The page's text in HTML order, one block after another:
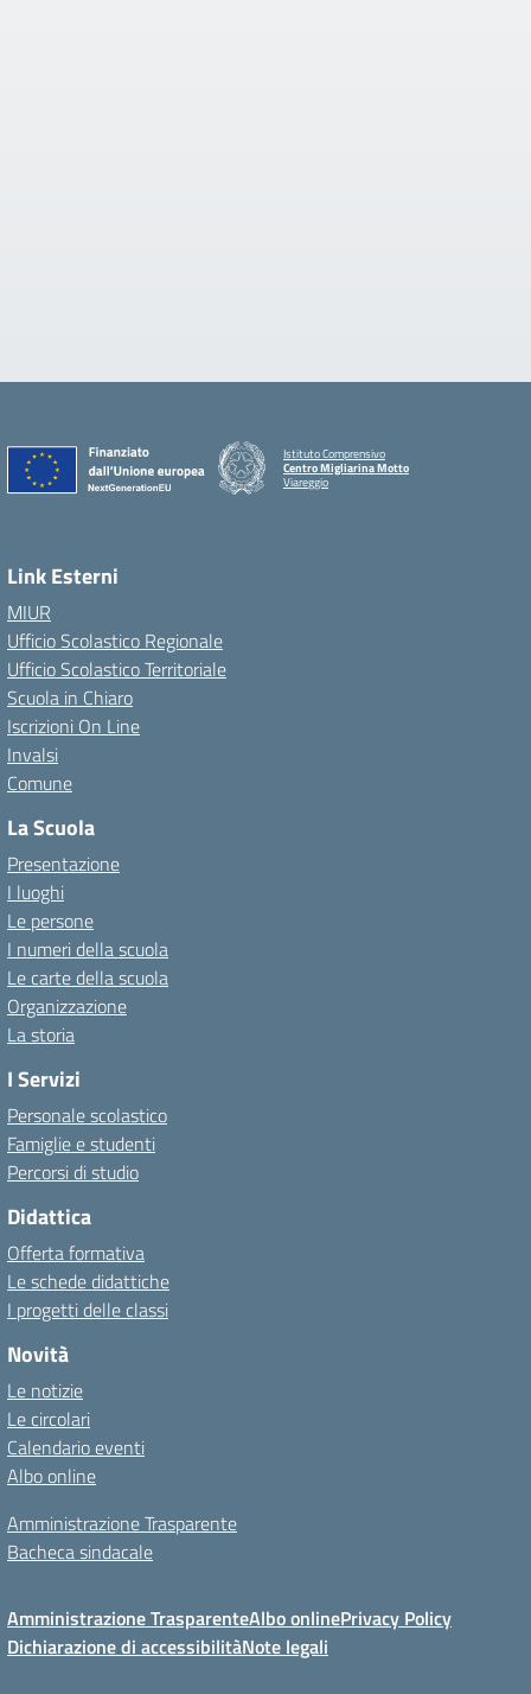
Istituto Comprensivo
Centro Migliarina Motto
Viareggio
Link Esterni
MIUR
Ufficio Scolastico Regionale
Ufficio Scolastico Territoriale
Scuola in Chiaro
Iscrizioni On Line
Invalsi
Comune
La Scuola
Presentazione
I luoghi
Le persone
I numeri della scuola
Le carte della scuola
Organizzazione
La storia
I Servizi
Personale scolastico
Famiglie e studenti
Percorsi di studio
Didattica
Offerta formativa
Le schede didattiche
I progetti delle classi
Novità
Le notizie
Le circolari
Calendario eventi
Albo online
Amministrazione Trasparente
Bacheca sindacale
Amministrazione TrasparenteAlbo onlinePrivacy Policy
Dichiarazione di accessibilitàNote legali